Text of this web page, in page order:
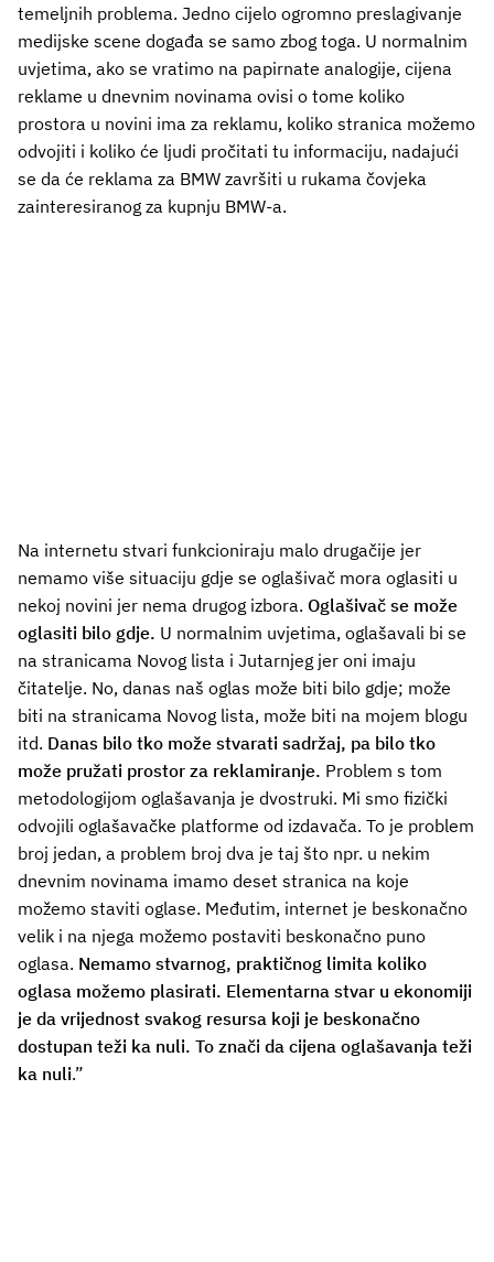
temeljnih problema. Jedno cijelo ogromno preslagivanje
medijske scene događa se samo zbog toga. U normalnim
uvjetima, ako se vratimo na papirnate analogije, cijena
reklame u dnevnim novinama ovisi o tome koliko
prostora u novini ima za reklamu, koliko stranica možemo
odvojiti i koliko će ljudi pročitati tu informaciju, nadajući
se da će reklama za BMW završiti u rukama čovjeka
zainteresiranog za kupnju BMW-a.
Na internetu stvari funkcioniraju malo drugačije jer
nemamo više situaciju gdje se oglašivač mora oglasiti u
nekoj novini jer nema drugog izbora. Oglašivač se može
oglasiti bilo gdje. U normalnim uvjetima, oglašavali bi se
na stranicama Novog lista i Jutarnjeg jer oni imaju
čitatelje. No, danas naš oglas može biti bilo gdje; može
biti na stranicama Novog lista, može biti na mojem blogu
itd. Danas bilo tko može stvarati sadržaj, pa bilo tko
može pružati prostor za reklamiranje. Problem s tom
metodologijom oglašavanja je dvostruki. Mi smo fizički
odvojili oglašavačke platforme od izdavača. To je problem
broj jedan, a problem broj dva je taj što npr. u nekim
dnevnim novinama imamo deset stranica na koje
možemo staviti oglase. Međutim, internet je beskonačno
velik i na njega možemo postaviti beskonačno puno
oglasa. Nemamo stvarnog, praktičnog limita koliko
oglasa možemo plasirati. Elementarna stvar u ekonomiji
je da vrijednost svakog resursa koji je beskonačno
dostupan teži ka nuli. To znači da cijena oglašavanja teži
ka nuli.”